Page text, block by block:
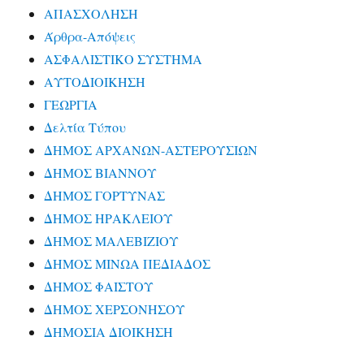
ΑΠΑΣΧΟΛΗΣΗ
Άρθρα-Απόψεις
ΑΣΦΑΛΙΣΤΙΚΟ ΣΥΣΤΗΜΑ
ΑΥΤΟΔΙΟΙΚΗΣΗ
ΓΕΩΡΓΙΑ
Δελτία Τύπου
ΔΗΜΟΣ ΑΡΧΑΝΩΝ-ΑΣΤΕΡΟΥΣΙΩΝ
ΔΗΜΟΣ ΒΙΑΝΝΟΥ
ΔΗΜΟΣ ΓΟΡΤΥΝΑΣ
ΔΗΜΟΣ ΗΡΑΚΛΕΙΟΥ
ΔΗΜΟΣ ΜΑΛΕΒΙΖΙΟΥ
ΔΗΜΟΣ ΜΙΝΩΑ ΠΕΔΙΑΔΟΣ
ΔΗΜΟΣ ΦΑΙΣΤΟΥ
ΔΗΜΟΣ ΧΕΡΣΟΝΗΣΟΥ
ΔΗΜΟΣΙΑ ΔΙΟΙΚΗΣΗ